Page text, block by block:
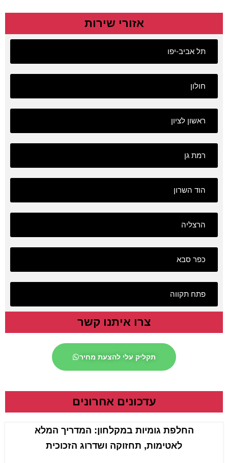
אזורי שירות
תל אביב-יפו
חולון
ראשון לציון
רמת גן
הוד השרון
הרצליה
כפר סבא
פתח תקווה
צרו איתנו קשר
תקליק עלי להצעת מחיר
עדכונים אחרונים
החלפת גומיות במקלחון: המדריך המלא
לאטימות, תחזוקה ושדרוג הזכוכית